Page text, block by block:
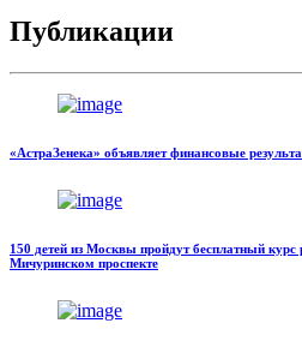
Публикации
«АстраЗенека» объявляет финансовые
150 детей из Москвы пройдут бесплатный
Мичуринском проспекте